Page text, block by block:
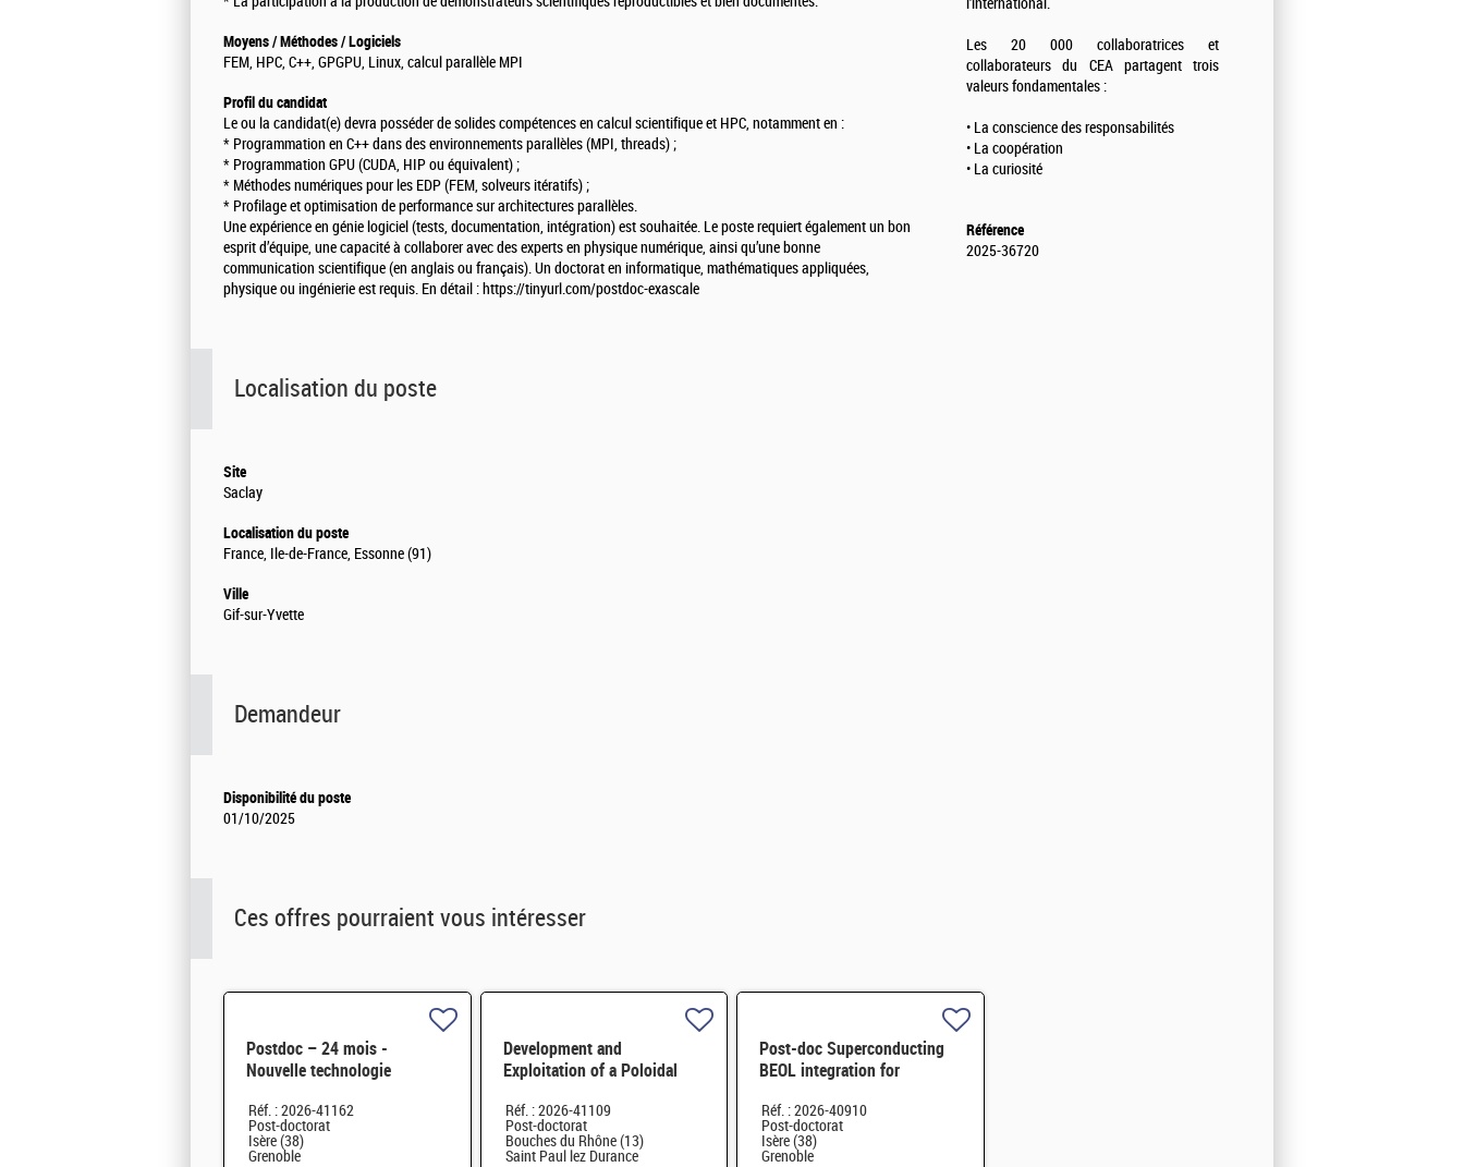
Moyens / Méthodes / Logiciels
FEM, HPC, C++, GPGPU, Linux, calcul parallèle MPI
Profil du candidat
Le ou la candidat(e) devra posséder de solides compétences en calcul scientifique et HPC, notamment en :
* Programmation en C++ dans des environnements parallèles (MPI, threads) ;
* Programmation GPU (CUDA, HIP ou équivalent) ;
* Méthodes numériques pour les EDP (FEM, solveurs itératifs) ;
* Profilage et optimisation de performance sur architectures parallèles.
Une expérience en génie logiciel (tests, documentation, intégration) est souhaitée. Le poste requiert également un bon
esprit d’équipe, une capacité à collaborer avec des experts en physique numérique, ainsi qu’une bonne
communication scientifique (en anglais ou français). Un doctorat en informatique, mathématiques appliquées,
physique ou ingénierie est requis. En détail : https://tinyurl.com/postdoc-exascale
Localisation du poste
Site
Saclay
Localisation du poste
France, Ile-de-France, Essonne (91)
Ville
Gif-sur-Yvette
Demandeur
Disponibilité du poste
01/10/2025
l'international.
Les 20 000 collaboratrices et
collaborateurs du CEA partagent trois
valeurs fondamentales :
• La conscience des responsabilités
• La coopération
• La curiosité
Référence
2025-36720
Ces offres pourraient vous intéresser
Postdoc – 24 mois -
Nouvelle technologie
H/F
Réf. : 2026-41162
Post-doctorat
Isère (38)
Grenoble
Development and
Exploitation of a Poloidal
Turbulence Studies H/F
Réf. : 2026-41109
Post-doctorat
Bouches du Rhône (13)
Saint Paul lez Durance
Post-doc Superconducting
BEOL integration for
H/F
Réf. : 2026-40910
Post-doctorat
Isère (38)
Grenoble